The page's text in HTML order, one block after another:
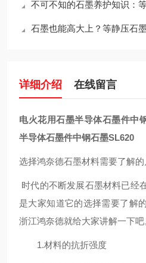
不可不知的石墨养护知识：等
石墨也能高大上？等静压石墨
详细介绍 在线留言
电火花用石墨半导体石墨件中
半导体石墨件中钢石墨SL620
选择鸿奈德石墨材料需要了解
时代的不断发展石墨材料已经
是大家知道它的选择需要了解
浙江鸿奈德就给大家讲解一下吧
1.材料的抗折强度